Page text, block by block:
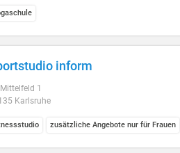
inform
Mittelfeld 1
Karlsruhe
zusätzliche Angebote nur für Frauen